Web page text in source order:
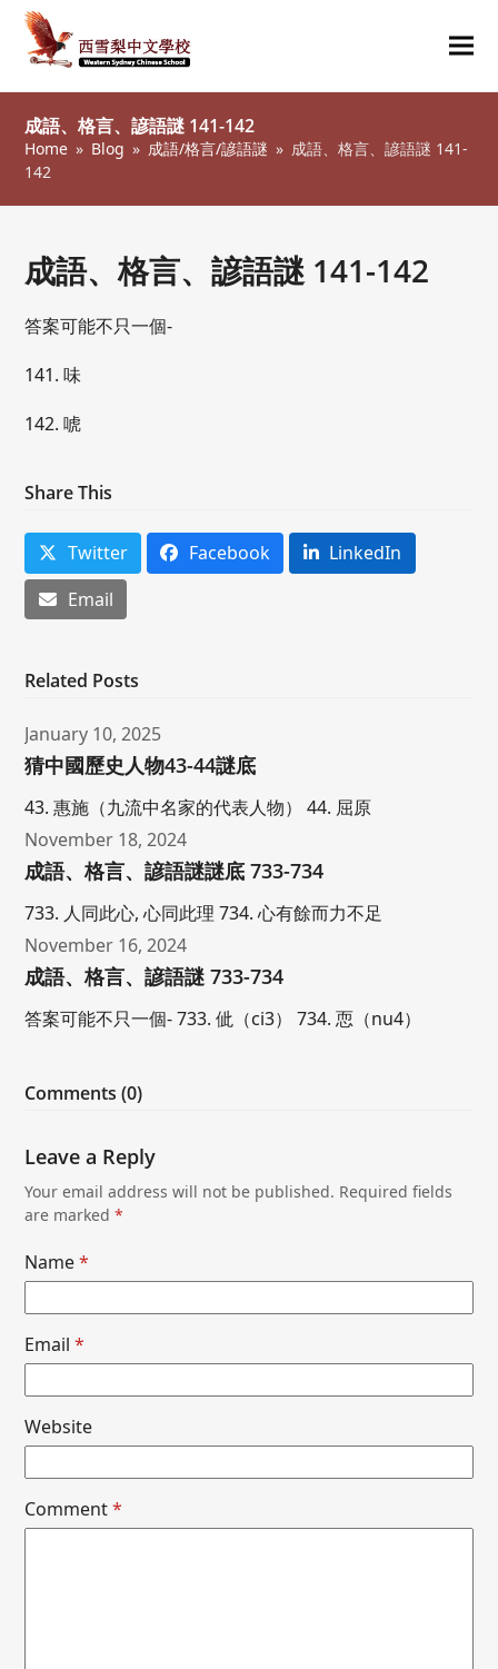
成語、格言、諺語謎 141-142
Home » Blog » 成語/格言/諺語謎 » 成語、格言、諺語謎 141-
142
成語、格言、諺語謎 141-142
答案可能不只一個-
141. 味
142. 唬
Share This
Twitter Facebook
LinkedIn
Email
Related Posts
January 10, 2025
猜中國歷史人物43-44謎底
43. 惠施（九流中名家的代表人物） 44. 屈原
November 18, 2024
成語、格言、諺語謎謎底 733-734
733. 人同此心, 心同此理 734. 心有餘而力不足
November 16, 2024
成語、格言、諺語謎 733-734
答案可能不只一個- 733. 佌（ci3） 734. 恧（nu4）
Comments (0)
Leave a Reply
Your email address will not be published. Required fields
are marked*
Name*
Email*
Website
Comment*